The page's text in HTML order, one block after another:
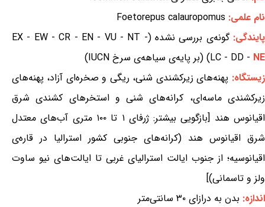
نام علمی: Foetorepus calauropomus
پایندگی:
گونه‌ی بررسی نشده (EX - EW - CR - EN - VU - NT -
LC - DD - NE
) (بر پایه‌ی سیاهه‌ی سرخ IUCN)
زیستگاه: پهنه‌های زیرکشندی شنی، ریگی و صخره‌ای آزاد، پهنه‌های
زیرکشندی ماسه‌ای، کرانه‌های شنی و استخرهای کشندی شرق
اقیانوس هند [بازگویی بیشتر: ژرفای ۱ تا ۱۰۰ متری آب‌های معتدل
شرق اقیانوس هند (کرانه‌های جنوبی کشور استرالیا در قاره‌ی
اقیانوسیه؛ از جنوب ایالت استرالیای غربی تا ایالت‌های نیو ساوت
ولز و تاسمانی)]
اندازه: بدن به درازای ۳۰ سانتی‌متر